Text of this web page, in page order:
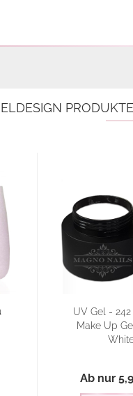
UV Gel -
Make Up
Ab nur